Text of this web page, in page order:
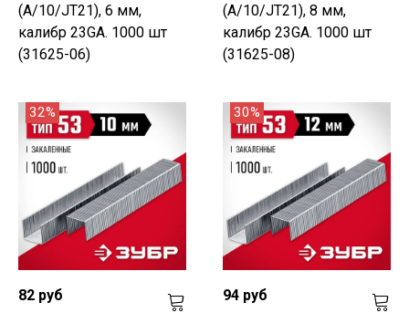
(A/10/JT21), 6 мм,
калибр 23GA. 1000 шт
(31625-06)
(A/10/JT21), 8 мм,
калибр 23GA. 1000 шт
(31625-08)
32%
82 руб
30%
94 руб